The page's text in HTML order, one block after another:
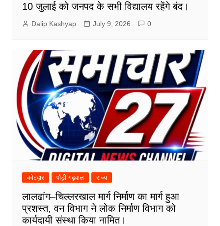
10 जुलाई को जनपद के सभी विद्यालय रहेंगे बंद।
Dalip Kashyap July 9, 2026 0
कोटद्वार पौड़ी गढ़वाल राज्य
लालढांग–चिल्लरखाल मार्ग निर्माण का मार्ग हुआ
प्रशस्त, वन विभाग ने लोक निर्माण विभाग को
कार्यदायी संस्था किया नामित।